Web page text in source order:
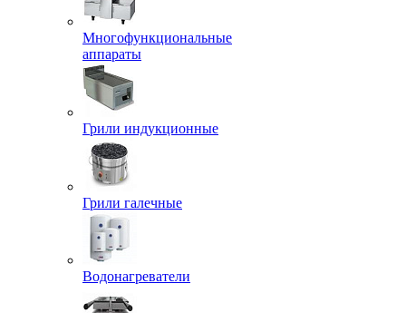
Многофункциональные
аппараты
Грили индукционные
Грили галечные
Водонагреватели